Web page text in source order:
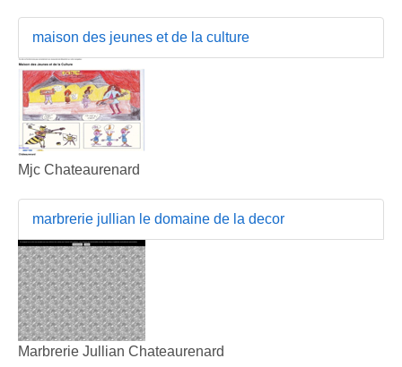
maison des jeunes et de la culture
Mjc Chateaurenard
marbrerie jullian le domaine de la decor
Marbrerie Jullian Chateaurenard